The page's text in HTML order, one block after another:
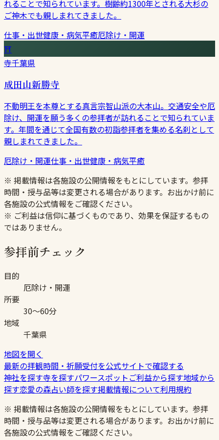
れることで知られています。樹齢約1300年とされる大杉の
ご神木でも親しまれてきました。
仕事・出世健康・病気平癒厄除け・開運
⛩
寺千葉県
成田山新勝寺
不動明王を本尊とする真言宗智山派の大本山。交通安全や厄
除け、開運を願う多くの参拝者が訪れることで知られていま
す。年間を通じて全国有数の初詣参拝者を集める名刹として
親しまれてきました。
厄除け・開運仕事・出世健康・病気平癒
※ 掲載情報は各施設の公開情報をもとにしています。参拝
時間・授与品等は変更される場合があります。お出かけ前に
各施設の公式情報をご確認ください。
※ ご利益は信仰に基づくものであり、効果を保証するもの
ではありません。
参拝前チェック
目的
厄除け・開運
所要
30〜60分
地域
千葉県
地図を開く
最新の拝観時間・祈願受付を公式サイトで確認する
神社を探す寺を探すパワースポットご利益から探す地域から
探す恋愛の森占い師を探す掲載情報について利用規約
※ 掲載情報は各施設の公開情報をもとにしています。参拝
時間・授与品等は変更される場合があります。お出かけ前に
各施設の公式情報をご確認ください。